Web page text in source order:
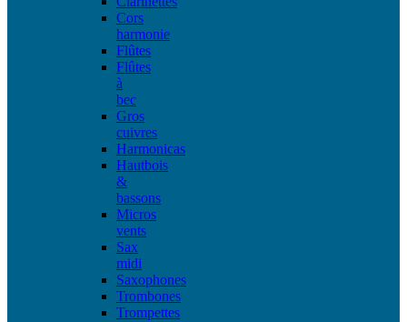
Cors
harmonie
Flûtes
Flûtes
à
bec
Gros
cuivres
Harmonicas
Hautbois
&
bassons
Micros
vents
Sax
midi
Saxophones
Trombones
Trompettes